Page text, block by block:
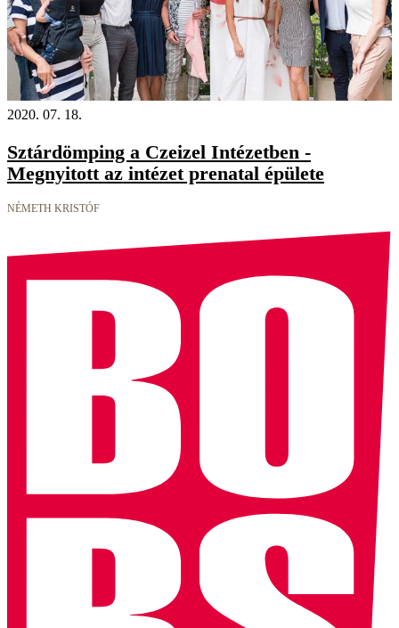
2020. 07. 18.
Sztárdömping a Czeizel Intézetben -
Megnyitott az intézet prenatal épülete
NÉMETH KRISTÓF